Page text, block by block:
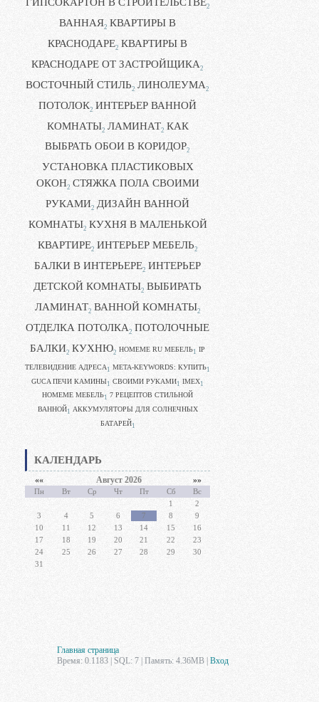
2
ВАННАЯ2 КВАРТИРЫ В
КРАСНОДАРЕ2 КВАРТИРЫ В
КРАСНОДАРЕ ОТ ЗАСТРОЙЩИКА2
ВОСТОЧНЫЙ СТИЛЬ2 ЛИНОЛЕУМА2
ПОТОЛОК2 ИНТЕРЬЕР ВАННОЙ
КОМНАТЫ2 ЛАМИНАТ2 КАК
ВЫБРАТЬ ОБОИ В КОРИДОР2
УСТАНОВКА ПЛАСТИКОВЫХ
ОКОН2 СТЯЖКА ПОЛА СВОИМИ
РУКАМИ2 ДИЗАЙН ВАННОЙ
КОМНАТЫ2 КУХНЯ В МАЛЕНЬКОЙ
КВАРТИРЕ2 ИНТЕРЬЕР МЕБЕЛЬ2
БАЛКИ В ИНТЕРЬЕРЕ2 ИНТЕРЬЕР
ДЕТСКОЙ КОМНАТЫ2 ВЫБИРАТЬ
ЛАМИНАТ2 ВАННОЙ КОМНАТЫ2
ОТДЕЛКА ПОТОЛКА2 ПОТОЛОЧНЫЕ
БАЛКИ2 КУХНЮ2 HOMEME RU МЕБЕЛЬ1 IP
ТЕЛЕВИДЕНИЕ АДРЕСА 1 META-KEYWORDS: КУПИТЬ1
GUCA ПЕЧИ КАМИНЫ1 CВОИМИ РУКАМИ1 IMEX1
HOMEME МЕБЕЛЬ1 7 РЕЦЕПТОВ СТИЛЬНОЙ
ВАННОЙ1 АККУМУЛЯТОРЫ ДЛЯ СОЛНЕЧНЫХ
БАТАРЕЙ1
КАЛЕНДАРЬ
«« Август 2026 »»
Пн Вт Ср Чт Пт Сб
Вс
1
2
3
4 5 6 7 8
9
10
11 12 13 14 15
16
17
18 19 20 21 22
23
24
25 26 27 28 29
30
31
Главная страница
Время: 0.1183 | SQL: 7 | Память: 4.36MB Вход